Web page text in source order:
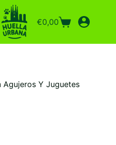
Carro
compra
€0,00
Agujeros Y Juguetes